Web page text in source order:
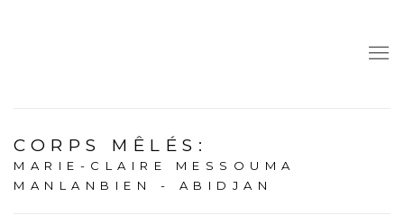
CORPS MÊLÉS :
MARIE-CLAIRE MESSOUMA
MANLANBIEN - ABIDJAN